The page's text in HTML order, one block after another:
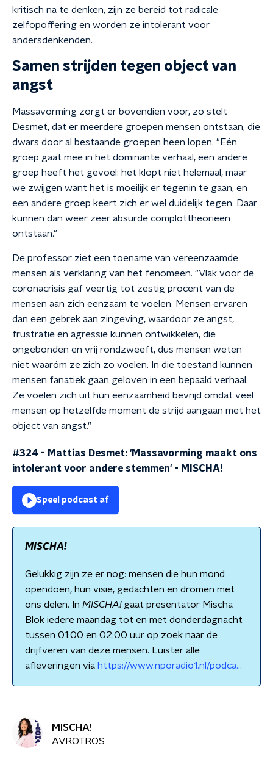
kritisch na te denken, zijn ze bereid tot radicale
zelfopoffering en worden ze intolerant voor
andersdenkenden.
Samen strijden tegen object van
angst
Massavorming zorgt er bovendien voor, zo stelt
Desmet, dat er meerdere groepen mensen ontstaan, die
dwars door al bestaande groepen heen lopen. "Eén
groep gaat mee in het dominante verhaal, een andere
groep heeft het gevoel: het klopt niet helemaal, maar
we zwijgen want het is moeilijk er tegenin te gaan, en
een andere groep keert zich er wel duidelijk tegen. Daar
kunnen dan weer zeer absurde complottheorieën
ontstaan."
De professor ziet een toename van vereenzaamde
mensen als verklaring van het fenomeen. "Vlak voor de
coronacrisis gaf veertig tot zestig procent van de
mensen aan zich eenzaam te voelen. Mensen ervaren
dan een gebrek aan zingeving, waardoor ze angst,
frustratie en agressie kunnen ontwikkelen, die
ongebonden en vrij rondzweeft, dus mensen weten
niet waaróm ze zich zo voelen. In die toestand kunnen
mensen fanatiek gaan geloven in een bepaald verhaal.
Ze voelen zich uit hun eenzaamheid bevrijd omdat veel
mensen op hetzelfde moment de strijd aangaan met het
object van angst."
#324 - Mattias Desmet: 'Massavorming maakt ons
intolerant voor andere stemmen' - MISCHA!
Speel podcast af
MISCHA!
Gelukkig zijn ze er nog: mensen die hun mond
opendoen, hun visie, gedachten en dromen met
ons delen. In MISCHA!gaat presentator Mischa
Blok iedere maandag tot en met donderdagnacht
tussen 01:00 en 02:00 uur op zoek naar de
drijfveren van deze mensen. Luister alle
afleveringen via https://www.nporadio1.nl/podca...
MISCHA!
AVROTROS